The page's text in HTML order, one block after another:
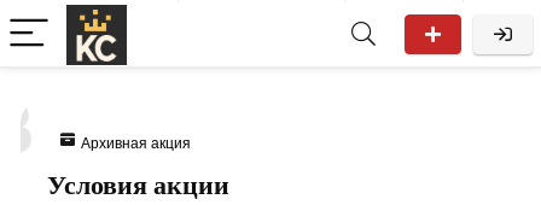
Архивная акция
Условия акции